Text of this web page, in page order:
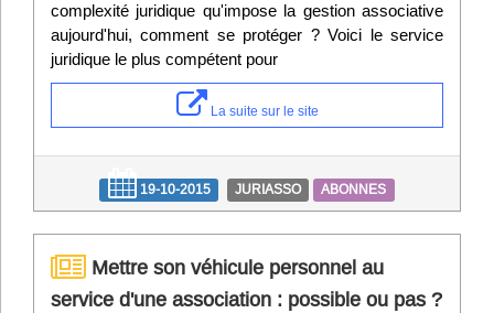
complexité juridique qu'impose la gestion associative
aujourd'hui, comment se protéger ? Voici le service
juridique le plus compétent pour
La suite sur le site
19-10-2015 JURIASSO ABONNES
Mettre son véhicule personnel au
service d'une association : possible ou pas ?